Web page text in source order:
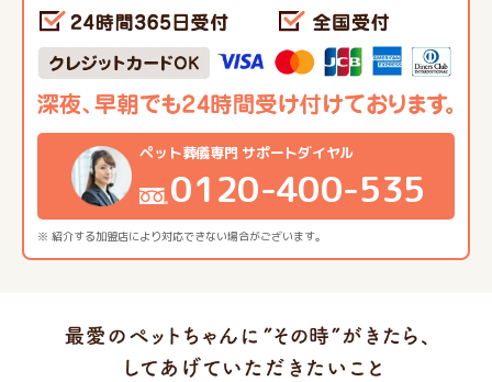
※ 紹介する加盟店により対応できない場合がございます。
ペット葬儀専門 サポートダイヤル
0120-400-535